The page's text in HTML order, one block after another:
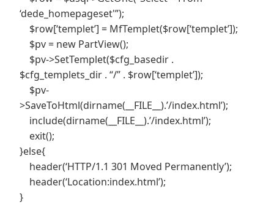
‘dede_homepageset'”);
$row[‘templet’] = MfTemplet($row[‘templet’]);
$pv = new PartView();
$pv->SetTemplet($cfg_basedir .
$cfg_templets_dir . “/” . $row[‘templet’]);
$pv-
>SaveToHtml(dirname(__FILE__).’/index.html’);
include(dirname(__FILE__).’/index.html’);
exit();
}else{
header(‘HTTP/1.1 301 Moved Permanently’);
header(‘Location:index.html’);
}